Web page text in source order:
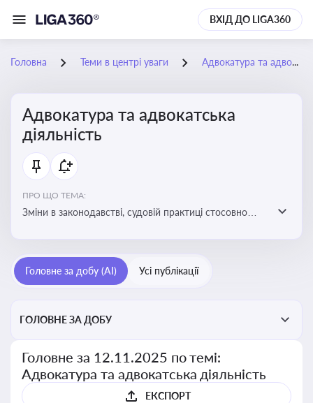
ВХІД ДО LIGA360
Головна Теми в центрі уваги Адвокатура та адвокатська діяльність
Адвокатура та адвокатська
діяльність
ПРО ЩО ТЕМА:
Зміни в законодавстві, судовій практиці стосовно
Головне за добу (AI) Усі публікації
ГОЛОВНЕ ЗА ДОБУ
Головне за 12.11.2025 по темі:
Адвокатура та адвокатська діяльність
ЕКСПОРТ